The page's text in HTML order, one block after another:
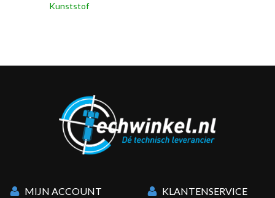
Kunststof
MIJN ACCOUNT KLANTENSERVICE